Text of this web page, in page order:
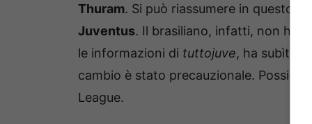
Thuram. Si può riassumere in questo
Juventus. Il brasiliano, infatti, non ha
le informazioni di tuttojuve, ha subìto
cambio è stato precauzionale.
League.